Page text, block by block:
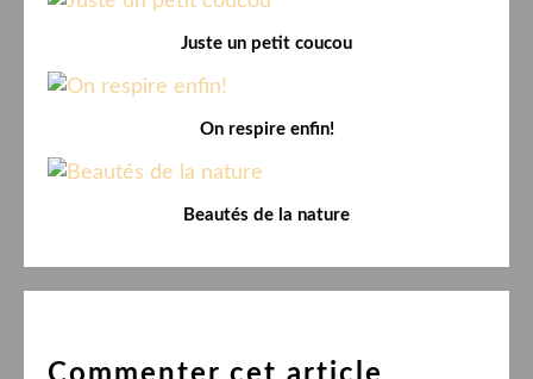
Juste un petit coucou
On respire enfin!
Beautés de la nature